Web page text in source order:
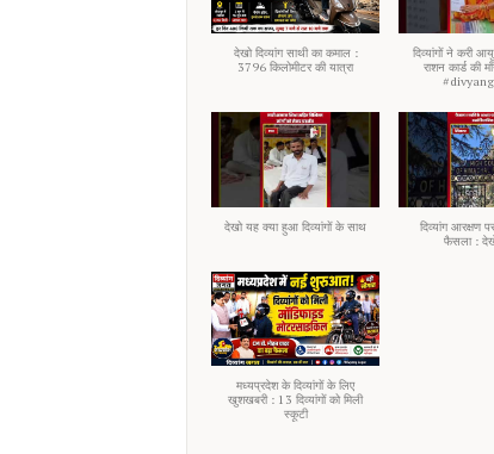
देखो दिव्यांग साथी का कमाल :
3796 किलोमीटर की यात्रा
दिव्यांगों ने करी
राशन कार्ड की
देखो यह क्या हुआ दिव्यांगों के साथ
दिव्यांग आरक्षण
फैसला :
मध्यप्रदेश के दिव्यांगों के लिए
खुशखबरी : 13 दिव्यांगों को मिली
स्कूटी